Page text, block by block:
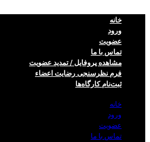
خانه
ورود
عضویت
تماس با ما
مشاهده پروفایل / تمدید عضویت
فرم نظر‌سنجی رضایت اعضاء
ثبت‌نام کارگاه‌ها
خانه
ورود
عضویت
تماس با ما